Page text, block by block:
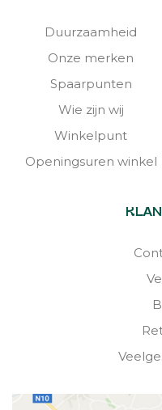
Duurzaamheid
Onze merken
Spaarpunten
Wie zijn wij
Winkelpunt
Openingsuren winkel